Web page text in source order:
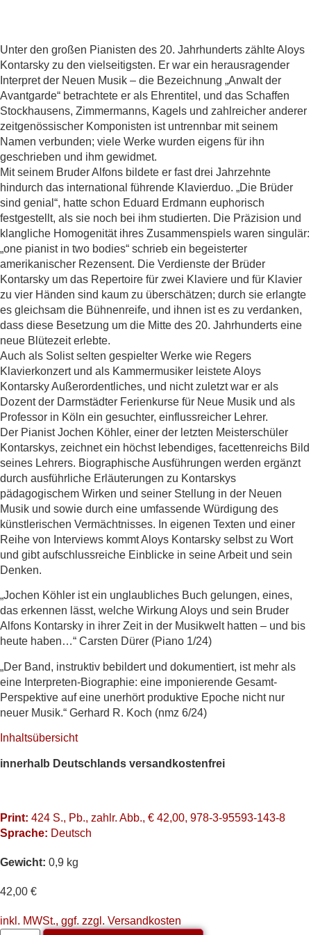
Unter den großen Pianisten des 20. Jahrhunderts zählte Aloys
Kontarsky zu den vielseitigsten. Er war ein herausragender
Interpret der Neuen Musik – die Bezeichnung „Anwalt der
Avantgarde“ betrachtete er als Ehrentitel, und das Schaffen
Stockhausens, Zimmermanns, Kagels und zahlreicher anderer
zeitgenössischer Komponisten ist untrennbar mit seinem
Namen verbunden; viele Werke wurden eigens für ihn
geschrieben und ihm gewidmet.
Mit seinem Bruder Alfons bildete er fast drei Jahrzehnte
hindurch das international führende Klavierduo. „Die Brüder
sind genial“, hatte schon Eduard Erdmann euphorisch
festgestellt, als sie noch bei ihm studierten. Die Präzision und
klangliche Homogenität ihres Zusammenspiels waren singulär:
„one pianist in two bodies“ schrieb ein begeisterter
amerikanischer Rezensent. Die Verdienste der Brüder
Kontarsky um das Repertoire für zwei Klaviere und für Klavier
zu vier Händen sind kaum zu überschätzen; durch sie erlangte
es gleichsam die Bühnenreife, und ihnen ist es zu verdanken,
dass diese Besetzung um die Mitte des 20. Jahrhunderts eine
neue Blütezeit erlebte.
Auch als Solist selten gespielter Werke wie Regers
Klavierkonzert und als Kammermusiker leistete Aloys
Kontarsky Außerordentliches, und nicht zuletzt war er als
Dozent der Darmstädter Ferienkurse für Neue Musik und als
Professor in Köln ein gesuchter, einflussreicher Lehrer.
Der Pianist Jochen Köhler, einer der letzten Meisterschüler
Kontarskys, zeichnet ein höchst lebendiges, facettenreichs Bild
seines Lehrers. Biographische Ausführungen werden ergänzt
durch ausführliche Erläuterungen zu Kontarskys
pädagogischem Wirken und seiner Stellung in der Neuen
Musik und sowie durch eine umfassende Würdigung des
künstlerischen Vermächtnisses. In eigenen Texten und einer
Reihe von Interviews kommt Aloys Kontarsky selbst zu Wort
und gibt aufschlussreiche Einblicke in seine Arbeit und sein
Denken.
„Jochen Köhler ist ein unglaubliches Buch gelungen, eines,
das erkennen lässt, welche Wirkung Aloys und sein Bruder
Alfons Kontarsky in ihrer Zeit in der Musikwelt hatten – und bis
heute haben…“ Carsten Dürer (Piano 1/24)
„Der Band, instruktiv bebildert und dokumentiert, ist mehr als
eine Interpreten-Biographie: eine imponierende Gesamt-
Perspektive auf eine unerhört produktive Epoche nicht nur
neuer Musik.“ Gerhard R. Koch (nmz 6/24)
Inhaltsübersicht
innerhalb Deutschlands versandkostenfrei
Print: 424 S., Pb., zahlr. Abb., € 42,00, 978-3-95593-143-8
Sprache: Deutsch
Gewicht: 0,9 kg
42,00 €
inkl. MWSt., ggf. zzgl. Versandkosten